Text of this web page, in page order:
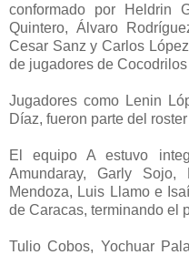
conformado por Heldrin
Quintero, Álvaro
Cesar Sanz y Carlos
de jugadores de
Jugadores como Lenin
Díaz, fueron parte del
El equipo A estuvo
Amundaray, Garly Sojo,
Mendoza, Luis Llamo e
de Caracas, terminando el
Tulio Cobos, Yochuar